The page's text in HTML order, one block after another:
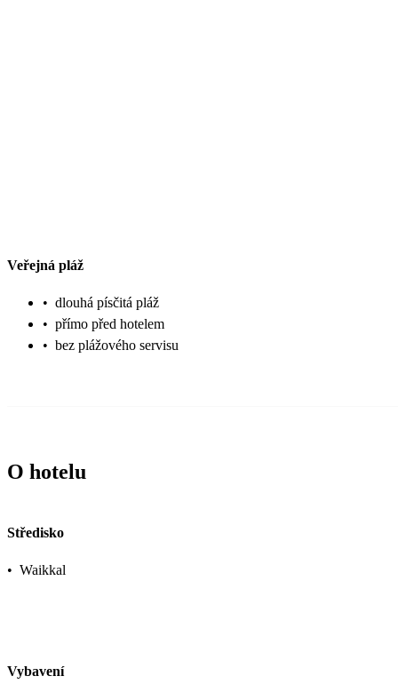
Veřejná pláž
• dlouhá písčitá pláž
• přímo před hotelem
• bez plážového servisu
O hotelu
Středisko
• Waikkal
Vybavení